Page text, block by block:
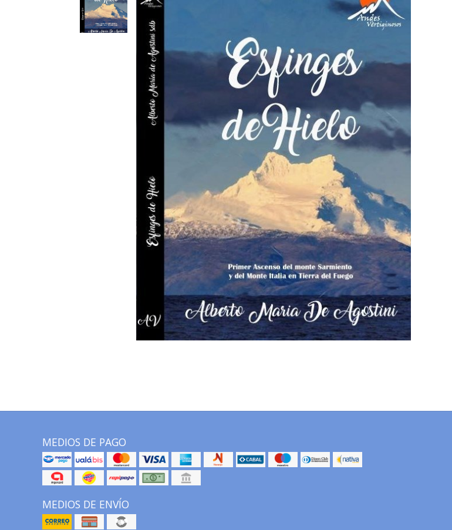
MEDIOS DE PAGO
MEDIOS DE ENVÍO